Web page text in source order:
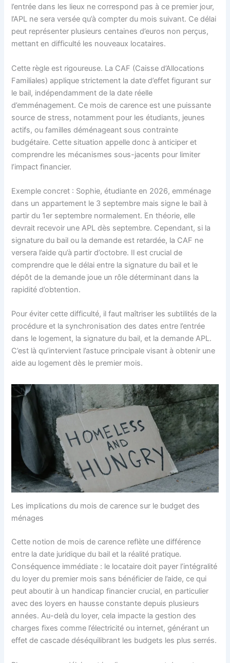
l’entrée dans les lieux ne correspond pas à ce premier jour,
l’APL ne sera versée qu’à compter du mois suivant. Ce délai
peut représenter plusieurs centaines d’euros non perçus,
mettant en difficulté les nouveaux locataires.
Cette règle est rigoureuse. La CAF (Caisse d’Allocations
Familiales) applique strictement la date d’effet figurant sur
le bail, indépendamment de la date réelle
d’emménagement. Ce mois de carence est une puissante
source de stress, notamment pour les étudiants, jeunes
actifs, ou familles déménageant sous contrainte
budgétaire. Cette situation appelle donc à anticiper et
comprendre les mécanismes sous-jacents pour limiter
l’impact financier.
Exemple concret : Sophie, étudiante en 2026, emménage
dans un appartement le 3 septembre mais signe le bail à
partir du 1er septembre normalement. En théorie, elle
devrait recevoir une APL dès septembre. Cependant, si la
signature du bail ou la demande est retardée, la CAF ne
versera l’aide qu’à partir d’octobre. Il est crucial de
comprendre que le délai entre la signature du bail et le
dépôt de la demande joue un rôle déterminant dans la
rapidité d’obtention.
Pour éviter cette difficulté, il faut maîtriser les subtilités de la
procédure et la synchronisation des dates entre l’entrée
dans le logement, la signature du bail, et la demande APL.
C’est là qu’intervient l’astuce principale visant à obtenir une
aide au logement dès le premier mois.
Les implications du mois de carence sur le budget des
ménages
Cette notion de mois de carence reflète une différence
entre la date juridique du bail et la réalité pratique.
Conséquence immédiate : le locataire doit payer l’intégralité
du loyer du premier mois sans bénéficier de l’aide, ce qui
peut aboutir à un handicap financier crucial, en particulier
avec des loyers en hausse constante depuis plusieurs
années. Au-delà du loyer, cela impacte la gestion des
charges fixes comme l’électricité ou internet, générant un
effet de cascade déséquilibrant les budgets les plus serrés.